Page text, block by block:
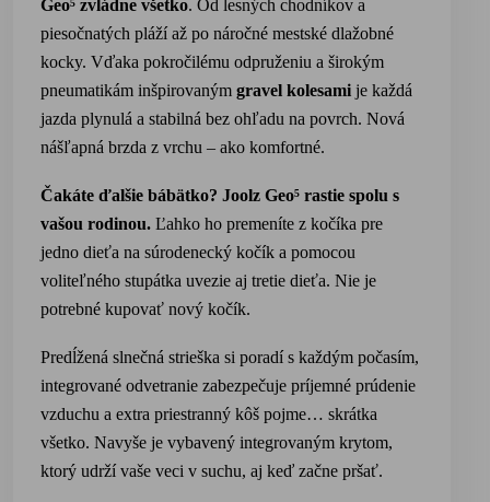
Geo⁵ zvládne všetko. Od lesných chodníkov a
piesočnatých pláží až po náročné mestské dlažobné
kocky. Vďaka pokročilému odpruženiu a širokým
pneumatikám inšpirovaným gravel kolesami je každá
jazda plynulá a stabilná bez ohľadu na povrch. Nová
nášľapná brzda z vrchu – ako komfortné.
Čakáte ďalšie bábätko? Joolz Geo⁵ rastie spolu s
vašou rodinou. Ľahko ho premeníte z kočíka pre
jedno dieťa na súrodenecký kočík a pomocou
voliteľného stupátka uvezie aj tretie dieťa. Nie je
potrebné kupovať nový kočík.
Predĺžená slnečná strieška si poradí s každým počasím,
integrované odvetranie zabezpečuje príjemné prúdenie
vzduchu a extra priestranný kôš pojme… skrátka
všetko. Navyše je vybavený integrovaným krytom,
ktorý udrží vaše veci v suchu, aj keď začne pršať.